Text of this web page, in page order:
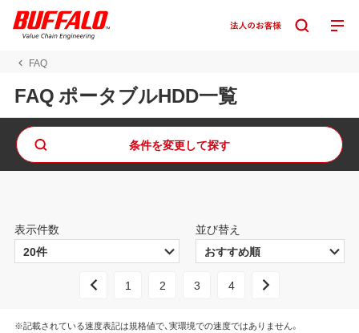
FAQ
FAQ ポータブルHDD一覧
条件を変更して探す
表示件数 並び替え
1 2 3 4
※記載されている速度表記は規格値で、実環境での速度ではありません。